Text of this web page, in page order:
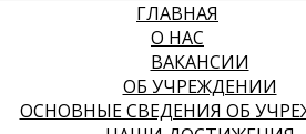
ГЛАВНАЯ
О НАС
ВАКАНСИИ
ОБ УЧРЕЖДЕНИИ
ОСНОВНЫЕ СВЕДЕНИЯ ОБ